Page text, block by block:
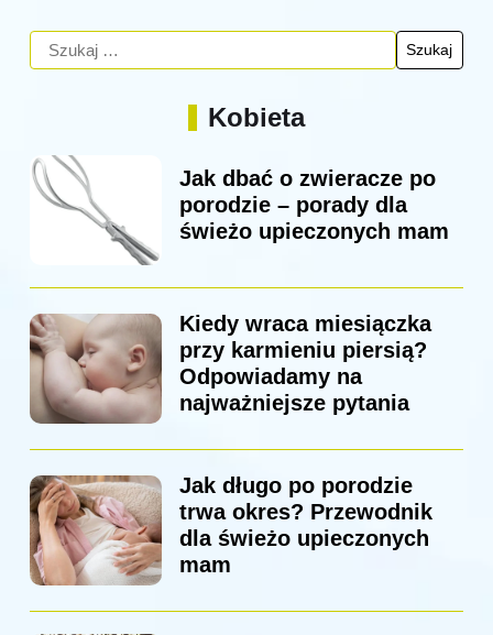
Kobieta
Jak dbać o zwieracze po
porodzie – porady dla
świeżo upieczonych mam
Kiedy wraca miesiączka
przy karmieniu piersią?
Odpowiadamy na
najważniejsze pytania
Jak długo po porodzie
trwa okres? Przewodnik
dla świeżo upieczonych
mam